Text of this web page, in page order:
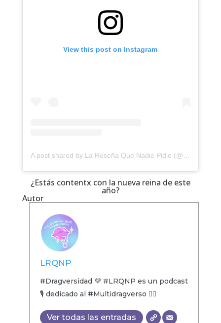
View this post on Instagram
A post shared by La Reseña Que Nadie Pidio (@laresenaqnp)
¿Estás contentx con la nueva reina de este
año?
Autor
LRQNP
#Dragversidad 💜 #LRQNP es un podcast
🎙 dedicado al #Multidragverso 🏳️‍🌈
Ver todas las entradas